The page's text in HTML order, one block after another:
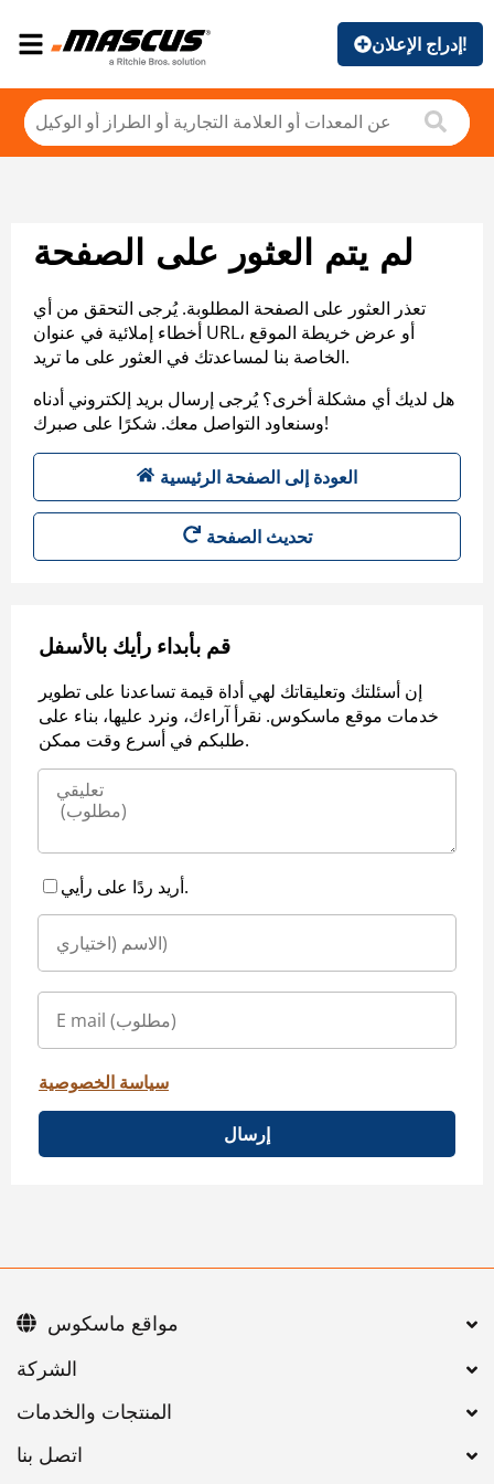
إدراج الإعلان!
لم يتم العثور على الصفحة
تعذر العثور على الصفحة المطلوبة. يُرجى التحقق من أي
أخطاء إملائية في عنوان URL، أو عرض خريطة الموقع
الخاصة بنا لمساعدتك في العثور على ما تريد.
هل لديك أي مشكلة أخرى؟ يُرجى إرسال بريد إلكتروني أدناه
وسنعاود التواصل معك. شكرًا على صبرك!
العودة إلى الصفحة الرئيسية
تحديث الصفحة
قم بأبداء رأيك بالأسفل
إن أسئلتك وتعليقاتك لهي أداة قيمة تساعدنا على تطوير
خدمات موقع ماسكوس. نقرأ آراءك، ونرد عليها، بناء على
طلبكم في أسرع وقت ممكن.
أريد ردًا على رأيي.
سياسة الخصوصية
إرسال
اتصل بنا
مواقع ماسكوس